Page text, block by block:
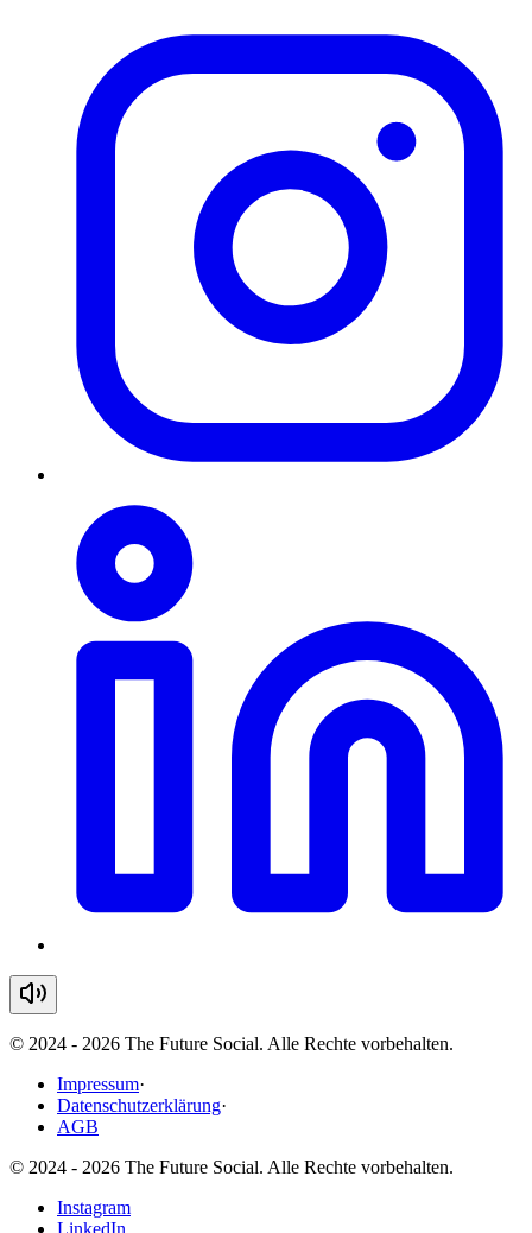
© 2024 - 2026 The Future Social. Alle Rechte vorbehalten.
Impressum·
Datenschutzerklärung·
AGB
© 2024 - 2026 The Future Social. Alle Rechte vorbehalten.
Instagram